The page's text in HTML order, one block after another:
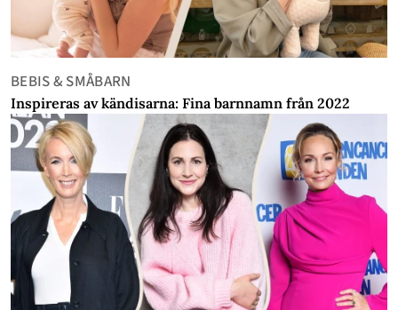
BEBIS & SMÅBARN
Inspireras av kändisarna: Fina barnnamn från 2022